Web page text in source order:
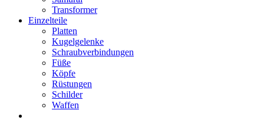
Transformer
Einzelteile
Platten
Kugelgelenke
Schraubverbindungen
Füße
Köpfe
Rüstungen
Schilder
Waffen